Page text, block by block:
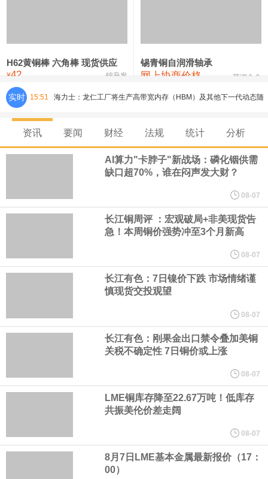
氯化镍 38,300—40,300 39,300 0
H62黄铜棒 六角棒 现货供应
¥42 锦升发
锡青铜自润滑轴承
网上协商价格 芜湖合金
实时 15:51 海力士：龙仁工厂将生产高带宽内存（HBM）及其他下一代动态随
必和必拓港口联合工会：必和必拓西澳大利亚铁矿石业务的工人已
8月7日，宇树科技董事长王兴兴网上路演时表示，报告期内，公司
元，最近3年复合增长率达70.36%，呈快速增长趋势，并形成多项
（含境内发明专利20项）。
宇树科技董事长、总经理兼首席技术官王兴兴在网上路演时表示，
成技术、高紧凑度机器人身体集成技术、机器人激光雷达全自研核
资讯 要闻 财经 法规 统计 分析
AI算力"卡脖子"新战场：磷化铟供需
缺口超70%，谁在闷声发大财？
08-07
长江铜周评 ：宏观破局+非美现货告
急！本周铜价强势冲至3个月新高
08-07
长江有色：7日镍价下跌 市场情绪谨
慎现货交投观望
08-07
长江有色：刚果金出口禁令叠加美铜
关税不确定性 7日铜价或上涨
08-07
LME铜库存降至22.67万吨！低库存
共振美伦价差走阔
08-07
8月7日LME基本金属最新报价（17：
00）